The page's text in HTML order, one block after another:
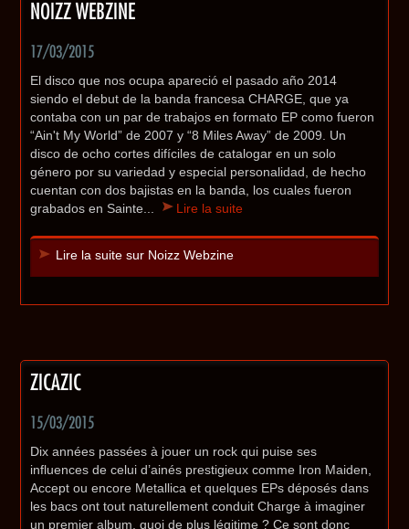
NOIZZ WEBZINE
17/03/2015
El disco que nos ocupa apareció el pasado año 2014
siendo el debut de la banda francesa CHARGE, que ya
contaba con un par de trabajos en formato EP como fueron
“Ain't My World” de 2007 y “8 Miles Away” de 2009. Un
disco de ocho cortes difíciles de catalogar en un solo
género por su variedad y especial personalidad, de hecho
cuentan con dos bajistas en la banda, los cuales fueron
grabados en Sainte...
Lire la suite
Lire la suite sur Noizz Webzine
ZICAZIC
15/03/2015
Dix années passées à jouer un rock qui puise ses
influences de celui d’ainés prestigieux comme Iron Maiden,
Accept ou encore Metallica et quelques EPs déposés dans
les bacs ont tout naturellement conduit Charge à imaginer
un premier album, quoi de plus légitime ? Ce sont donc